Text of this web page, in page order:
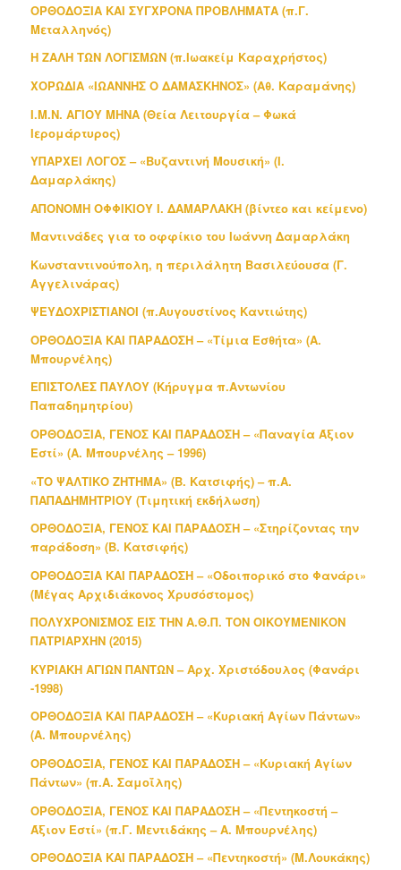
ΟΡΘΟΔΟΞΙΑ ΚΑΙ ΣΥΓΧΡΟΝΑ ΠΡΟΒΛΗΜΑΤΑ (π.Γ.
Μεταλληνός)
Η ΖΑΛΗ ΤΩΝ ΛΟΓΙΣΜΩΝ (π.Ιωακείμ Καραχρήστος)
ΧΟΡΩΔΙΑ «ΙΩΑΝΝΗΣ Ο ΔΑΜΑΣΚΗΝΟΣ» (Αθ. Καραμάνης)
Ι.Μ.Ν. ΑΓΙΟΥ ΜΗΝΑ (Θεία Λειτουργία – Φωκά
Ιερομάρτυρος)
ΥΠΑΡΧΕΙ ΛΟΓΟΣ – «Βυζαντινή Μουσική» (Ι.
Δαμαρλάκης)
ΑΠΟΝΟΜΗ ΟΦΦΙΚΙΟΥ Ι. ΔΑΜΑΡΛΑΚΗ (βίντεο και κείμενο)
Μαντινάδες για το οφφίκιο του Ιωάννη Δαμαρλάκη
Κωνσταντινούπολη, η περιλάλητη Βασιλεύουσα (Γ.
Αγγελινάρας)
ΨΕΥΔΟΧΡΙΣΤΙΑΝΟΙ (π.Αυγουστίνος Καντιώτης)
ΟΡΘΟΔΟΞΙΑ ΚΑΙ ΠΑΡΑΔΟΣΗ – «Τίμια Εσθήτα» (Α.
Μπουρνέλης)
ΕΠΙΣΤΟΛΕΣ ΠΑΥΛΟΥ (Κήρυγμα π.Αντωνίου
Παπαδημητρίου)
ΟΡΘΟΔΟΞΙΑ, ΓΕΝΟΣ ΚΑΙ ΠΑΡΑΔΟΣΗ – «Παναγία Άξιον
Εστί» (Α. Μπουρνέλης – 1996)
«ΤΟ ΨΑΛΤΙΚΟ ΖΗΤΗΜΑ» (Β. Κατσιφής) – π.Α.
ΠΑΠΑΔΗΜΗΤΡΙΟΥ (Τιμητική εκδήλωση)
ΟΡΘΟΔΟΞΙΑ, ΓΕΝΟΣ ΚΑΙ ΠΑΡΑΔΟΣΗ – «Στηρίζοντας την
παράδοση» (Β. Κατσιφής)
ΟΡΘΟΔΟΞΙΑ ΚΑΙ ΠΑΡΑΔΟΣΗ – «Οδοιπορικό στο Φανάρι»
(Μέγας Αρχιδιάκονος Χρυσόστομος)
ΠΟΛΥΧΡΟΝΙΣΜΟΣ ΕΙΣ ΤΗΝ Α.Θ.Π. ΤΟΝ ΟΙΚΟΥΜΕΝΙΚΟΝ
ΠΑΤΡΙΑΡΧΗΝ (2015)
ΚΥΡΙΑΚΗ ΑΓΙΩΝ ΠΑΝΤΩΝ – Αρχ. Χριστόδουλος (Φανάρι
-1998)
ΟΡΘΟΔΟΞΙΑ ΚΑΙ ΠΑΡΑΔΟΣΗ – «Κυριακή Αγίων Πάντων»
(Α. Μπουρνέλης)
ΟΡΘΟΔΟΞΙΑ, ΓΕΝΟΣ ΚΑΙ ΠΑΡΑΔΟΣΗ – «Κυριακή Αγίων
Πάντων» (π.Α. Σαμοΐλης)
ΟΡΘΟΔΟΞΙΑ, ΓΕΝΟΣ ΚΑΙ ΠΑΡΑΔΟΣΗ – «Πεντηκοστή –
Άξιον Εστί» (π.Γ. Μεντιδάκης – Α. Μπουρνέλης)
ΟΡΘΟΔΟΞΙΑ ΚΑΙ ΠΑΡΑΔΟΣΗ – «Πεντηκοστή» (Μ.Λουκάκης)